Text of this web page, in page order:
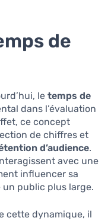
de
le temps de
dans l’évaluation
ce concept
de chiffres et
d’audience.
avec une
influencer sa
public plus large.
cette dynamique, il